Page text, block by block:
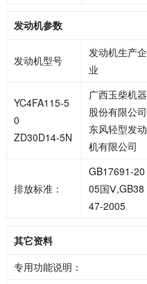
发动机参数
发动机型号
发动机生产企
业
YC4FA115-5
0
ZD30D14-5N
广西玉柴机器
股份有限公司
东风轻型发动
机有限公司
排放标准：
GB17691-20
05国Ⅴ,GB38
47-2005
其它资料
专用功能说明：